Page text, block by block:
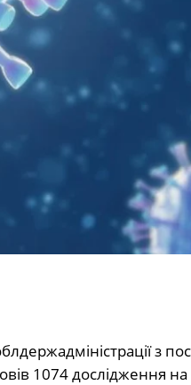
з
1074 дослідження